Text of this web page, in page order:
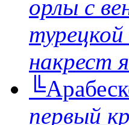
орлы с
накрест
первый